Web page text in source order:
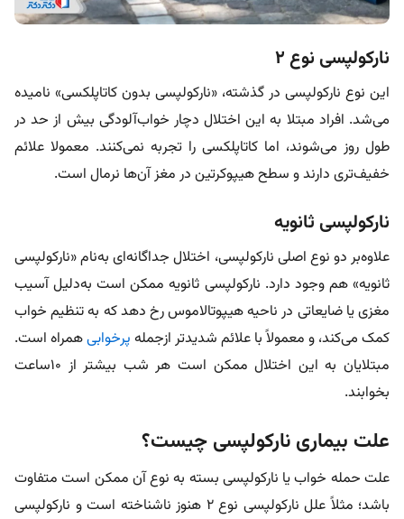
نارکولپسی نوع ۲
این نوع نارکولپسی در گذشته، «نارکولپسی بدون کاتاپلکسی» نامیده
می‌شد. افراد مبتلا به این اختلال دچار خواب‌آلودگی بیش‌ از حد در
طول روز می‌شوند، اما کاتاپلکسی را تجربه نمی‌کنند. معمولا علائم
خفیف‌تری دارند و سطح هیپوکرتین در مغز آن‌ها نرمال است.
نارکولپسی ثانویه
علاوه‌بر دو نوع اصلی نارکولپسی، اختلال جداگانه‌ای به‌نام «نارکولپسی
ثانویه» هم وجود دارد. نارکولپسی ثانویه ممکن است به‌دلیل آسیب
مغزی یا ضایعاتی در ناحیه هیپوتالاموس رخ دهد که به تنظیم خواب
کمک می‌کند، و معمولاً با علائم شدیدتر ازجمله پرخوابیهمراه است.
مبتلایان به این اختلال ممکن است هر شب بیشتر از ۱۰ساعت
بخوابند.
علت بیماری نارکولپسی چیست؟
علت حمله خواب یا نارکولپسی بسته به نوع آن ممکن است متفاوت
باشد؛ مثلاً علل نارکولپسی نوع ۲ هنوز ناشناخته است و نارکولپسی